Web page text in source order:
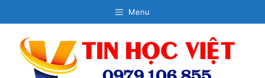
đến
dung
Menu